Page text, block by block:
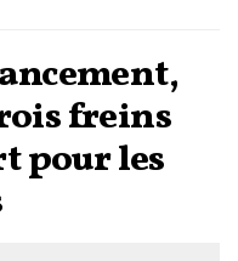
freins
pour les